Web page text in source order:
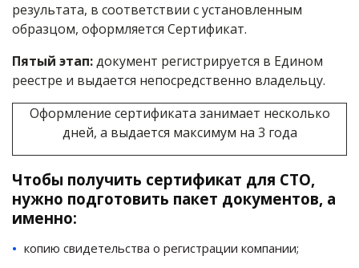
результата, в соответствии с установленным
образцом, оформляется Сертификат.
Пятый этап:документ регистрируется в Едином
реестре и выдается непосредственно владельцу.
Оформление сертификата занимает несколько
дней, а выдается максимум на 3 года
Чтобы получить сертификат для СТО,
нужно подготовить пакет документов, а
именно:
копию свидетельства о регистрации компании;